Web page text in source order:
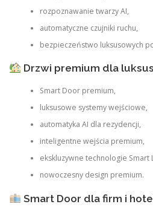
rozpoznawanie twarzy AI,
automatyczne czujniki ruchu,
bezpieczeństwo luksusowych
Drzwi premium dla
Smart Door premium,
luksusowe systemy wejściowe,
automatyka AI dla rezydencji,
inteligentne wejścia premium,
ekskluzywne technologie Smart
nowoczesny design premium.
Smart Door dla firm i